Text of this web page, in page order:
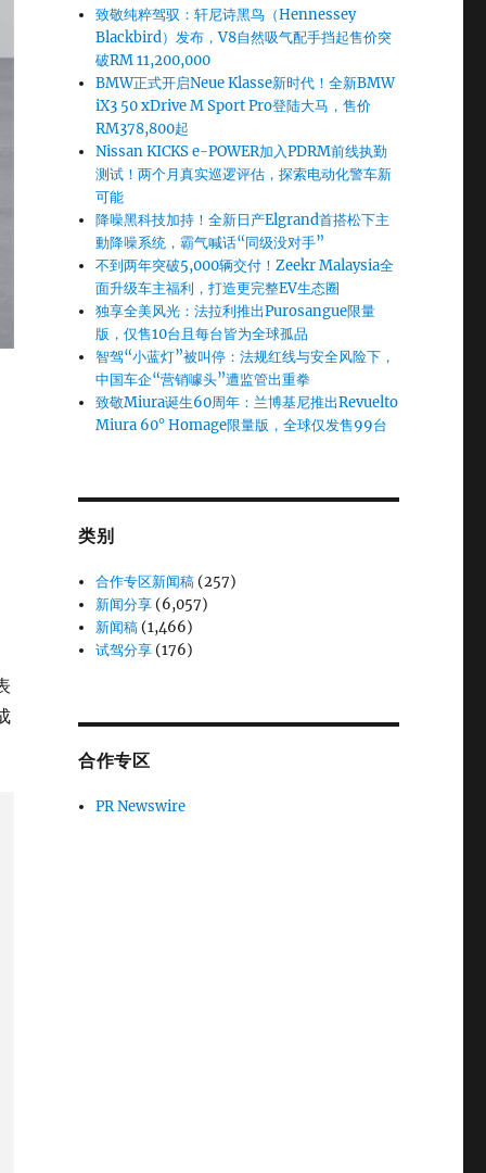
致敬纯粹驾驭：轩尼诗黑鸟（Hennessey
Blackbird）发布，V8自然吸气配手挡起售价突
破RM 11,200,000
BMW正式开启Neue Klasse新时代！全新BMW
iX3 50 xDrive M Sport Pro登陆大马，售价
RM378,800起
Nissan KICKS e-POWER加入PDRM前线执勤
测试！两个月真实巡逻评估，探索电动化警车新
可能
降噪黑科技加持！全新日产Elgrand首搭松下主
動降噪系统，霸气喊话“同级没对手”
不到两年突破5,000辆交付！Zeekr Malaysia全
面升级车主福利，打造更完整EV生态圈
独享全美风光：法拉利推出Purosangue限量
版，仅售10台且每台皆为全球孤品
智驾“小蓝灯”被叫停：法规红线与安全风险下，
中国车企“营销噱头”遭监管出重拳
致敬Miura诞生60周年：兰博基尼推出Revuelto
Miura 60° Homage限量版，全球仅发售99台
类别
合作专区新闻稿 (257)
新闻分享 (6,057)
新闻稿 (1,466)
试驾分享 (176)
合作专区
PR Newswire